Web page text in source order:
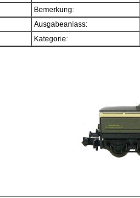
Bemerkung:
Ausgabeanlass:
Kategorie: